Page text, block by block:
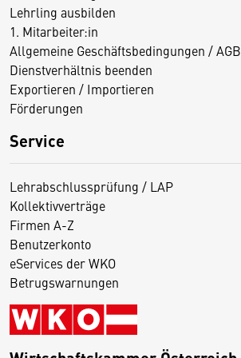
Lehrling ausbilden
1. Mitarbeiter:in
Allgemeine Geschäftsbedingungen / AGB
Dienstverhältnis beenden
Exportieren / Importieren
Förderungen
Service
Lehrabschlussprüfung / LAP
Kollektivverträge
Firmen A-Z
Benutzerkonto
eServices der WKO
Betrugswarnungen